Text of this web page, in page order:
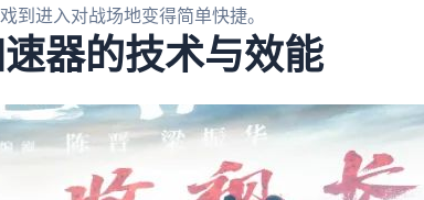
到进入对战场地变得简单快捷。
器的技术与效能